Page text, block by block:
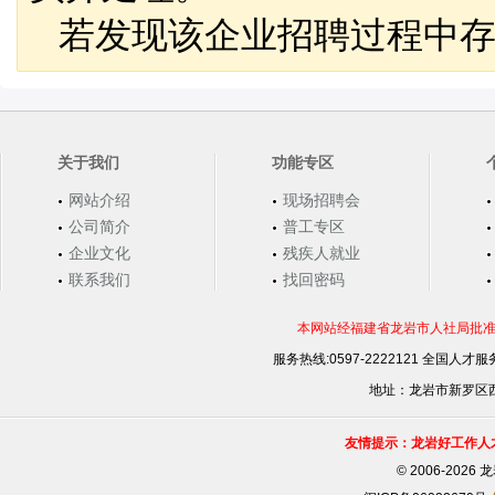
若发现该企业招聘过程中
关于我们
网站介绍
公司简介
企业文化
联系我们
功能专区
现场招聘会
普工专区
残疾人就业
找回密码
本网站经福建省龙岩市人社局批
服务热线:0597-2222121 全国人才
地址：龙岩市新罗区
友情提示：龙岩好工作
©2006-2026 龙